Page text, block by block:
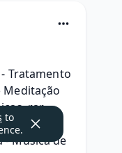
Tratamento
Meditação
.rar
Saúde -
Música de
to